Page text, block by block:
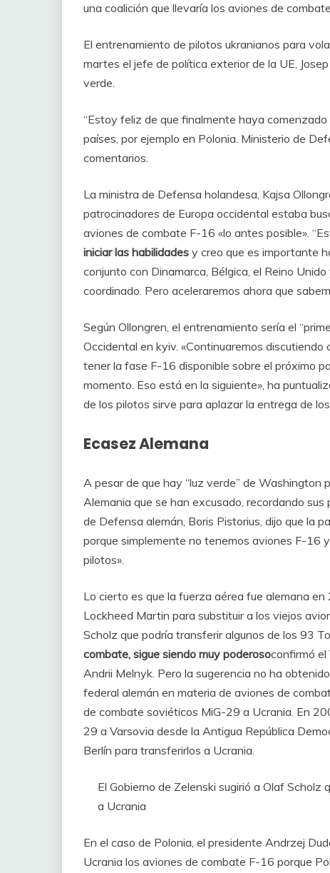
una coalición que llevaría los aviones de
El entrenamiento de pilotos ukranianos para
martes el jefe de política exterior de la UE,
verde.
“Estoy feliz de que finalmente haya
países, por ejemplo en Polonia. Ministerio de
comentarios.
La ministra de Defensa holandesa, Kajsa
patrocinadores de Europa occidental estaba
aviones de combate F-16 «lo antes posible».
iniciar las habilidades y creo que es importante
conjunto con Dinamarca, Bélgica, el Reino
coordinado. Pero aceleraremos ahora que
Según Ollongren, el entrenamiento sería el
Occidental en kyiv. «Continuaremos
tener la fase F-16 disponible sobre el próximo
momento. Eso está en la siguiente», ha
de los pilotos sirve para aplazar la entrega de
Ecasez Alemana
A pesar de que hay “luz verde” de Washington
Alemania que se han excusado, recordando sus
de Defensa alemán, Boris Pistorius, dijo que la
porque simplemente no tenemos aviones F-16
pilotos».
Lo cierto es que la fuerza aérea fue alemana
Lockheed Martin para substituir a los viejos
Scholz que podría transferir algunos de los 93
combate, sigue siendo muy poderosoconfirmó el
Andrii Melnyk. Pero la sugerencia no ha
federal alemán en materia de aviones de
de combate soviéticos MiG-29 a Ucrania. En
29 a Varsovia desde la Antigua República
Berlín para transferirlos a Ucrania.
El Gobierno de Zelenski sugirió a Olaf
a Ucrania
En el caso de Polonia, el presidente Andrzej
Ucrania los aviones de combate F-16 porque